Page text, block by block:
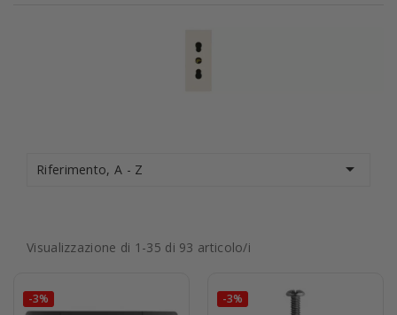
Riferimento, A - Z 
Visualizzazione di 1-35 di 93 articolo/i
-3% -3%